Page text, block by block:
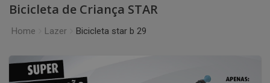
Bicicleta de Criança STAR
Home Lazer Bicicleta star b 29